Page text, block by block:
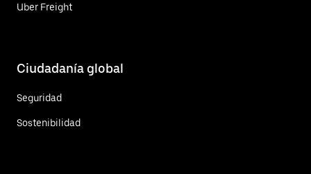
Uber Freight
Ciudadanía global
Seguridad
Sostenibilidad